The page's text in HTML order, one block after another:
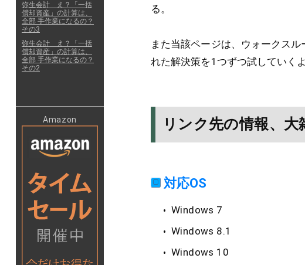
る。
また当該ページは、ウォークス
れた解決策を1つずつ試していく
リンク先の情報、大
対応OS
Windows 7
Windows 8.1
Windows 10
弥生会計 え？「一括
償却資産」の計算は、
全部 手作業になるの？
その3
弥生会計 え？「一括
償却資産」の計算は、
全部 手作業になるの？
その2
Amazon